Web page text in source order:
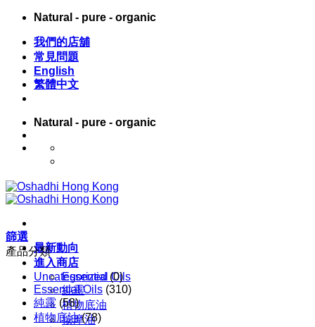
Skip
content
Natural - pure - organic
我們的店舖
常見問題
English
繁體中文
Natural - pure - organic
最新動向
進入商店
Essential Oils
純露
植物底油
按摩油
篩選
產品分類
Uncategorized (0)
Essential Oils (310)
純露 (58)
植物底油 (78)